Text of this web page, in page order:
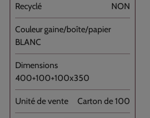
NON
BLANC
400+100+100x350
Carton de 100